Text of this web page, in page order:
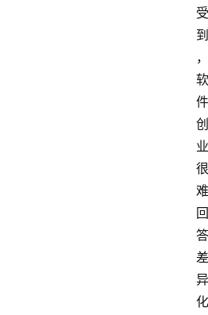
受
到
，
软
件
创
业
很
难
回
答
差
异
化